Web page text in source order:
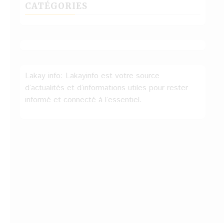
CATÉGORIES
Lakay info: Lakayinfo est votre source
d’actualités et d’informations utiles pour rester
informé et connecté à l’essentiel.